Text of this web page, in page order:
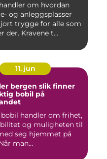
om hvordan
og anleggsplasser
trygge for alle som
der. Kravene t...
11. jun
slik finner
bobil på
bobil handler om frihet,
og muligheten til
seg hjemmet på
man...